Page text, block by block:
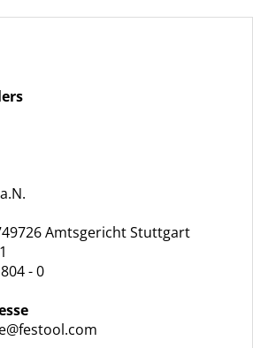
Amtsgericht Stuttgart
- 0